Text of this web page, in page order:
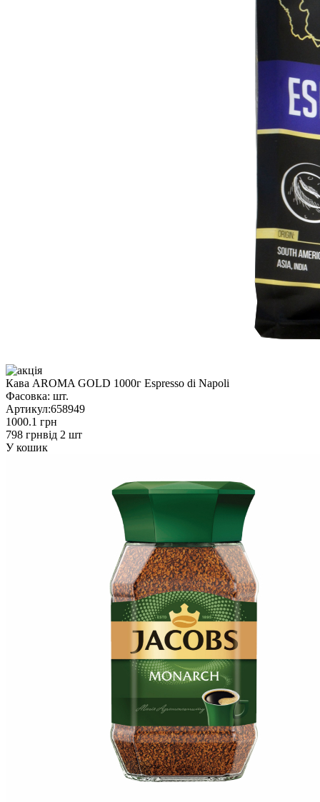
Кава AROMA GOLD 1000г Espresso di Napoli
Фасовка: шт.
Артикул:658949
1000.1 грн
798 грнвід 2 шт
У кошик